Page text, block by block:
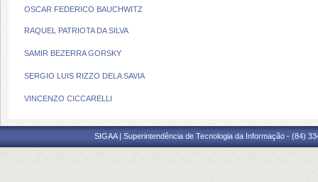
OSCAR FEDERICO BAUCHWITZ
RAQUEL PATRIOTA DA SILVA
SAMIR BEZERRA GORSKY
SERGIO LUIS RIZZO DELA SAVIA
VINCENZO CICCARELLI
SIGAA | Superintendência de Tecnologia da Informação - (84)